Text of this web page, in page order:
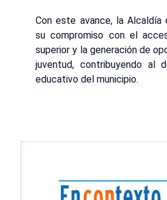
Con este avance, la Alcaldía
su compromiso con el
superior y la generación de
juventud, contribuyendo al
educativo del municipio.